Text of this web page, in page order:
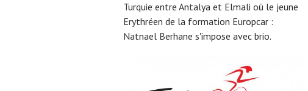
Turquie entre Antalya et Elmali où le jeune
Erythréen de la formation Europcar :
Natnael Berhane s'impose avec brio.